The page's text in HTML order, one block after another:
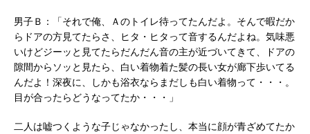
男子Ｂ：「それで俺、Ａのトイレ待ってたんだよ。そんで暇だか
らドアの方見てたらさ、ヒタ・ヒタって音するんだよね。気味悪
いけどジーッと見てたらだんだん音の主が近づいてきて、ドアの
隙間からソッと見たら、白い着物着た髪の長い女が廊下歩いてる
んだよ！深夜に、しかも浴衣ならまだしも白い着物って・・・。
目が合ったらどうなってたか・・・」
二人は嘘つくような子じゃなかったし、本当に顔が青ざめてたか